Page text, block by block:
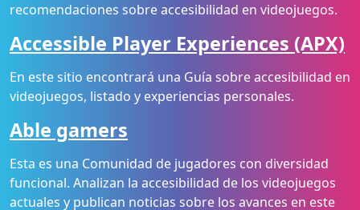
recomendaciones sobre accesibilidad en videojuegos.
Accessible Player Experiences (APX)
En este sitio encontrará una Guía sobre accesibilidad en
videojuegos, listado y experiencias personales.
Able gamers
Esta es una Comunidad de jugadores con diversidad
funcional. Analizan la accesibilidad de los videojuegos
actuales y publican noticias sobre los avances en este